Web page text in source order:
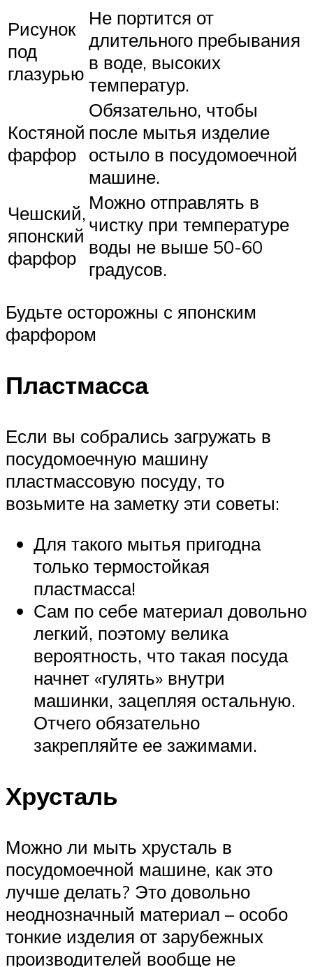
Рисунок
под
глазурью
Не портится от
длительного пребывания
в воде, высоких
температур.
Костяной
фарфор
Обязательно, чтобы
после мытья изделие
остыло в посудомоечной
машине.
Чешский,
японский
фарфор
Можно отправлять в
чистку при температуре
воды не выше 50-60
градусов.
Будьте осторожны с японским
фарфором
Пластмасса
Если вы собрались загружать в
посудомоечную машину
пластмассовую посуду, то
возьмите на заметку эти советы:
Для такого мытья пригодна
только термостойкая
пластмасса!
Сам по себе материал довольно
легкий, поэтому велика
вероятность, что такая посуда
начнет «гулять» внутри
машинки, зацепляя остальную.
Отчего обязательно
закрепляйте ее зажимами.
Хрусталь
Можно ли мыть хрусталь в
посудомоечной машине, как это
лучше делать? Это довольно
неоднозначный материал – особо
тонкие изделия от зарубежных
производителей вообще не